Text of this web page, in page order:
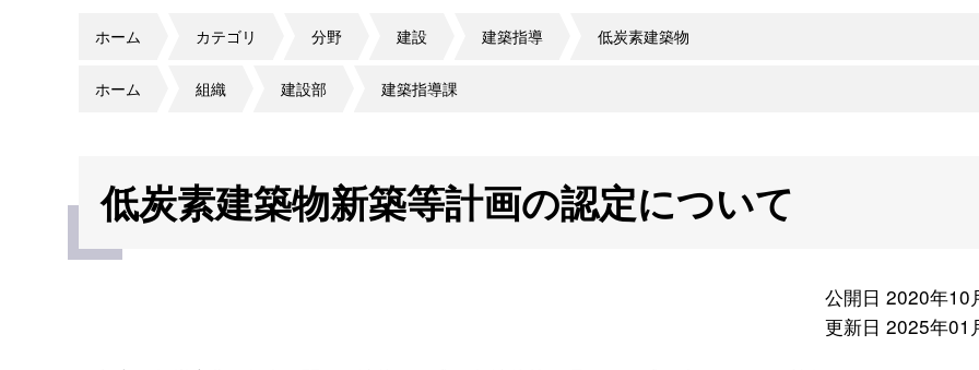
ホーム カテゴリ 分野 建設 建築指導 低炭素建築物
ホーム 組織 建設部 建築指導課
低炭素建築物新築等計画の認定について
公開日 2020年10
更新日 2025年01